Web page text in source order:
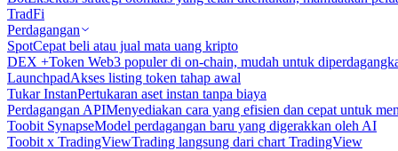
TradFi
Perdagangan
SpotCepat beli atau jual mata uang kripto
DEX +Token Web3 populer di on-chain, mudah untuk
LaunchpadAkses listing token tahap awal
Tukar InstanPertukaran aset instan tanpa biaya
Perdagangan APIMenyediakan cara yang efisien dan cepat untuk
Toobit SynapseModel perdagangan baru yang digerakkan oleh AI
Toobit x TradingViewTrading langsung dari chart TradingView